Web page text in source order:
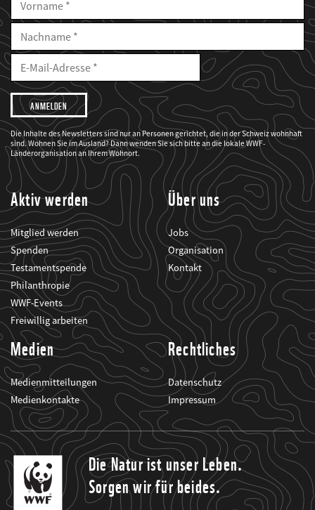
Vorname
Nachname
E-
Mailadresse
E-
Adresse
Ich
möchte,
dass
der
WWF
mich
über
seine
Projekte
informiert.
Die Inhalte des Newsletters sind nur an Personen gerichtet, die in der Schweiz wohnhaft
sind. Wohnen Sie im Ausland? Dann wenden Sie sich bitte an die lokale WWF-
Länderorganisation an Ihrem Wohnort.
Aktiv werden
Mitglied werden
Spenden
Testamentspende
Philanthropie
WWF-Events
Freiwillig arbeiten
Über uns
Jobs
Organisation
Kontakt
Medien
Medienmitteilungen
Medienkontakte
Rechtliches
Datenschutz
Impressum
Die Natur ist unser Leben.
Sorgen wir für beides.